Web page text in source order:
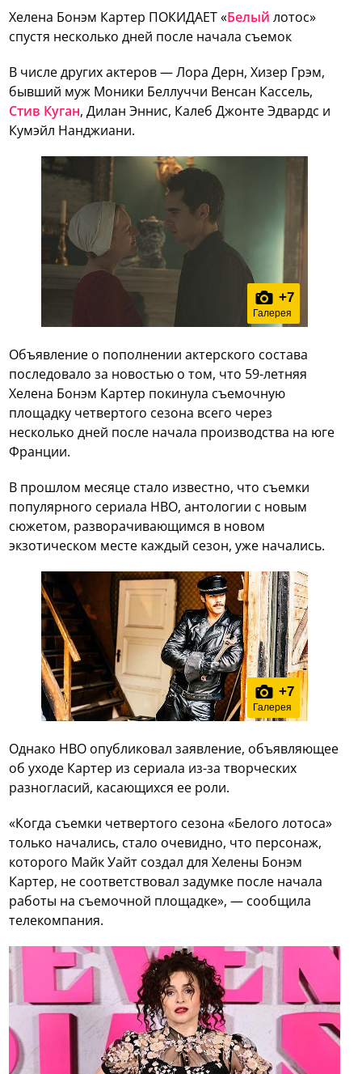
Хелена Бонэм Картер ПОКИДАЕТ «Белый лотос»
спустя несколько дней после начала съемок
В числе других актеров — Лора Дерн, Хизер Грэм,
бывший муж Моники Беллуччи Венсан Кассель,
Стив Куган, Дилан Эннис, Калеб Джонте Эдвардс и
Кумэйл Нанджиани.
+7
Галерея
Объявление о пополнении актерского состава
последовало за новостью о том, что 59-летняя
Хелена Бонэм Картер покинула съемочную
площадку четвертого сезона всего через
несколько дней после начала производства на юге
Франции.
В прошлом месяце стало известно, что съемки
популярного сериала HBO, антологии с новым
сюжетом, разворачивающимся в новом
экзотическом месте каждый сезон, уже начались.
+7
Галерея
Однако HBO опубликовал заявление, объявляющее
об уходе Картер из сериала из-за творческих
разногласий, касающихся ее роли.
«Когда съемки четвертого сезона «Белого лотоса»
только начались, стало очевидно, что персонаж,
которого Майк Уайт создал для Хелены Бонэм
Картер, не соответствовал задумке после начала
работы на съемочной площадке», — сообщила
телекомпания.